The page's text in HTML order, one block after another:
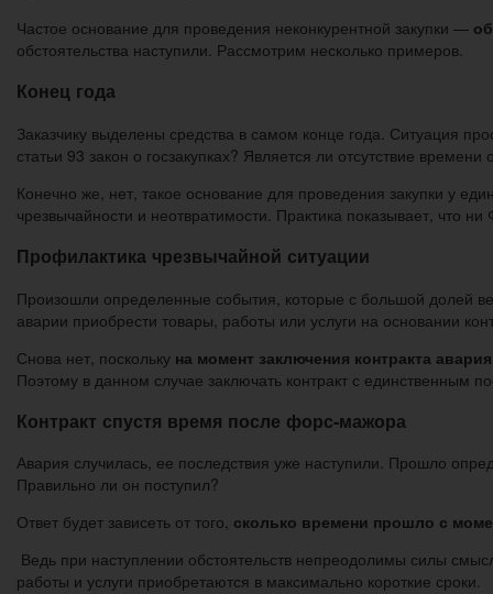
Частое основание для проведения неконкурентной закупки —
обстоятельства наступили. Рассмотрим несколько примеров.
Конец года
Заказчику выделены средства в самом конце года. Ситуация
статьи 93 закон о госзакупках? Является ли отсутствие
Конечно же, нет, такое основание для проведения закупки у
чрезвычайности и неотвратимости. Практика показывает, что
Профилактика чрезвычайной ситуации
Произошли определенные события, которые с большой долей
аварии приобрести товары, работы или услуги на основании
Снова нет, поскольку на момент заключения контракта
Поэтому в данном случае заключать контракт с
Контракт спустя время после форс-мажора
Авария случилась, ее последствия уже наступили. Прошло
Правильно ли он поступил?
Ответ будет зависеть от того, сколько времени прошло с
Ведь при наступлении обстоятельств непреодолимы силы
работы и услуги приобретаются в максимально короткие сроки.